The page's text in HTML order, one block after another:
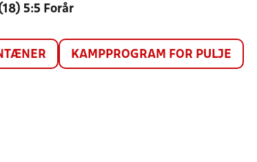
5:5 Forår
KAMPPROGRAM FOR PULJE